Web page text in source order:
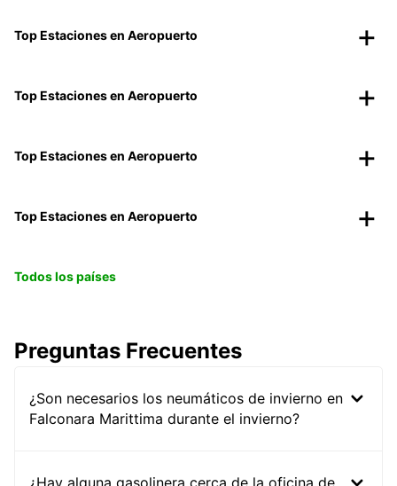
Top Estaciones en Aeropuerto
Top Estaciones en Aeropuerto
Top Estaciones en Aeropuerto
Top Estaciones en Aeropuerto
Todos los países
Preguntas Frecuentes
¿Son necesarios los neumáticos de invierno en
Falconara Marittima durante el invierno?